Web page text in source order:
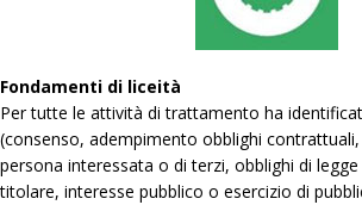
Fondamenti di liceità
Per tutte le attività di trattamento ha
(consenso, adempimento obblighi
persona interessata o di terzi, obblighi di
titolare, interesse pubblico o esercizio di